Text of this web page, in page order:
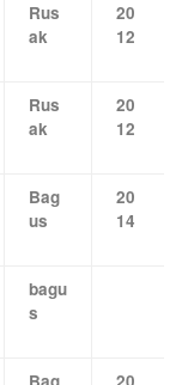
Rus
ak
20
12
Rus
ak
20
12
Bag
us
20
14
bagu
s